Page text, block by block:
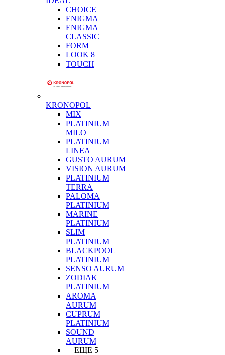
CHOICE
ENIGMA
ENIGMA
CLASSIC
FORM
LOOK 8
TOUCH
KRONOPOL
MIX
PLATINIUM
MILO
PLATINIUM
LINEA
GUSTO AURUM
VISION AURUM
PLATINIUM
TERRA
PALOMA
PLATINIUM
MARINE
PLATINIUM
SLIM
PLATINIUM
BLACKPOOL
PLATINIUM
SENSO AURUM
ZODIAK
PLATINIUM
AROMA
AURUM
CUPRUM
PLATINIUM
SOUND
AURUM
+ ЕЩЕ 5